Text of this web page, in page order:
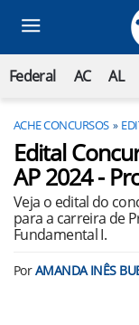
Federal AC AL
ACHE CONCURSOS
Edital
AP 2024 -
Veja o edital do
para a carreira de
Fundamental I.
PorAMANDA INÊS